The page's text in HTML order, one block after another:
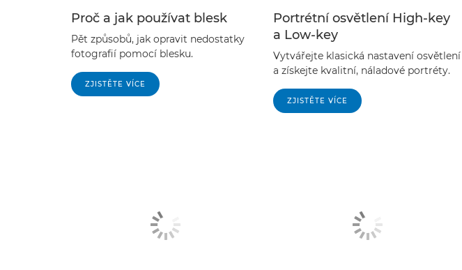
Proč a jak používat blesk
Pět způsobů, jak opravit nedostatky
fotografií pomocí blesku.
ZJISTĚTE VÍCE
Portrétní osvětlení High-key
a Low-key
Vytvářejte klasická nastavení osvětlení
a získejte kvalitní, náladové portréty.
ZJISTĚTE VÍCE